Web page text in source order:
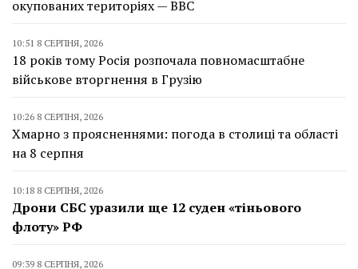
окупованих територіях — BBC
10:51 8 СЕРПНЯ, 2026
18 років тому Росія розпочала повномасштабне
військове вторгнення в Грузію
10:26 8 СЕРПНЯ, 2026
Хмарно з проясненнями: погода в столиці та області
на 8 серпня
10:18 8 СЕРПНЯ, 2026
Дрони СБС уразили ще 12 суден «тіньового
флоту» РФ
09:39 8 СЕРПНЯ, 2026